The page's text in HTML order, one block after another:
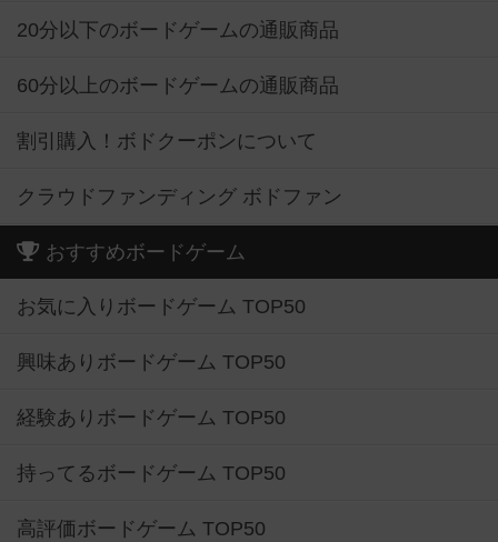
20分以下のボードゲームの通販商品
60分以上のボードゲームの通販商品
割引購入！ボドクーポンについて
クラウドファンディング ボドファン
おすすめボードゲーム
お気に入りボードゲーム TOP50
興味ありボードゲーム TOP50
経験ありボードゲーム TOP50
持ってるボードゲーム TOP50
高評価ボードゲーム TOP50